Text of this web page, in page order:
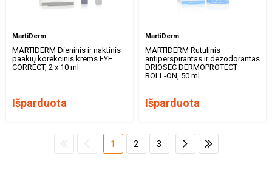
MartiDerm
MARTIDERM Dieninis ir naktinis
paakių korekcinis krems EYE
CORRECT, 2 x 10 ml
Išparduota
MartiDerm
MARTIDERM Rutulinis
antiperspirantas ir dezodorantas
DRIOSEC DERMOPROTECT
ROLL-ON, 50 ml
Išparduota
1 2 3